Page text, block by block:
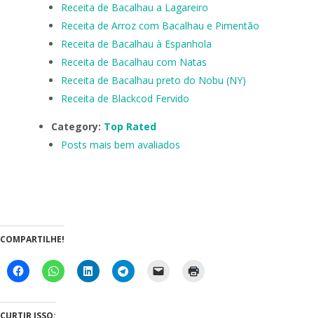
Receita de Bacalhau a Lagareiro
Receita de Arroz com Bacalhau e Pimentão
Receita de Bacalhau à Espanhola
Receita de Bacalhau com Natas
Receita de Bacalhau preto do Nobu (NY)
Receita de Blackcod Fervido
Category: Top Rated
Posts mais bem avaliados
COMPARTILHE!
CURTIR ISSO: